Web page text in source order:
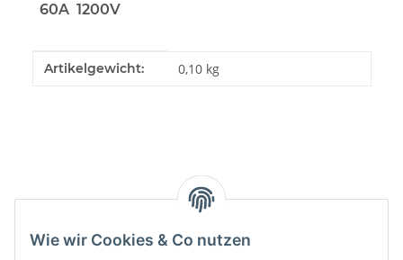
Wie wir Cookies & Co nutzen
60A 1200V
Produkteigenschaft
Wert
Artikelgewicht: 0,10 kg
Kategorien